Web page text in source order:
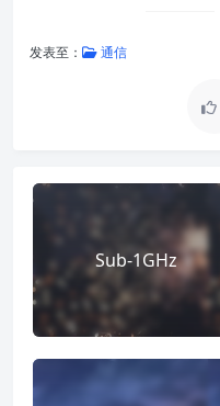
发表至： 通信
Sub-1GHz